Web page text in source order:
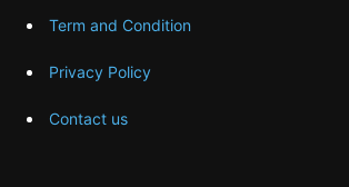
Term and Condition
Privacy Policy
Contact us